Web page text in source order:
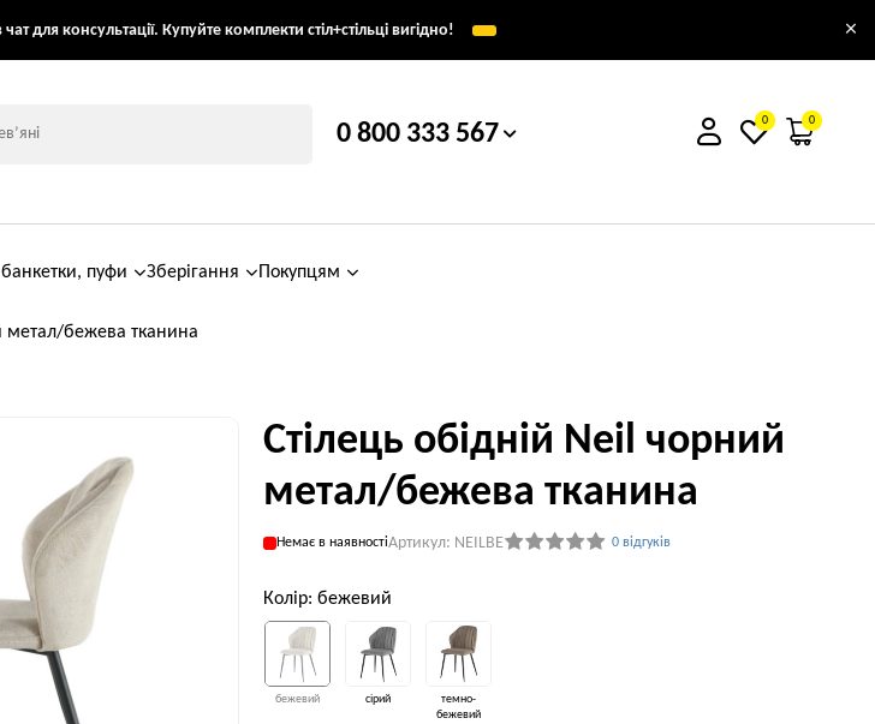
для консультації. Купуйте комплекти стіл+стільці вигідно! ×
0 800 333 567 0 0
пуфи Зберігання Покупцям
метал/бежева тканина
Стілець обідній Neil чорний
метал/бежева тканина
Немає в наявностіАртикул: NEILBE 0 відгуків
Колір: бежевий
бежевий сірий
темно-
бежевий